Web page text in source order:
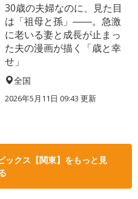
30歳の夫婦なのに、見た目
は「祖母と孫」――。急激
に老いる妻と成長が止まっ
た夫の漫画が描く「歳と幸
せ」
全国
2026年5月11日 09:43 更新
ックス【関東】をもっと見